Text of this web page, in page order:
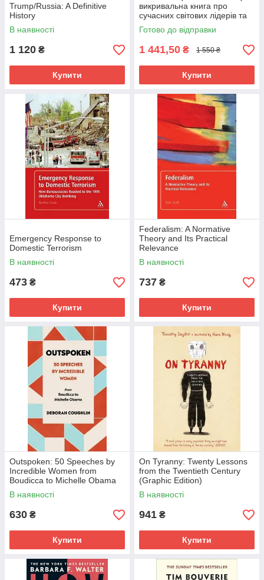
Trump/Russia: A Definitive
History
В наявності
1 120 ₴
Купити
викривальна книга про
сучасних світових лідерів та
конфлікти
Готово до відправки
1 441,50 ₴ 1 550 ₴
Купити
Emergency Response to
Domestic Terrorism
В наявності
473 ₴
Купити
Federalism: A Normative
Theory and Its Practical
Relevance
В наявності
737 ₴
Купити
Outspoken: 50 Speeches by
Incredible Women from
Boudicca to Michelle Obama
В наявності
630 ₴
Купити
On Tyranny: Twenty Lessons
from the Twentieth Century
(Graphic Edition)
В наявності
941 ₴
Купити